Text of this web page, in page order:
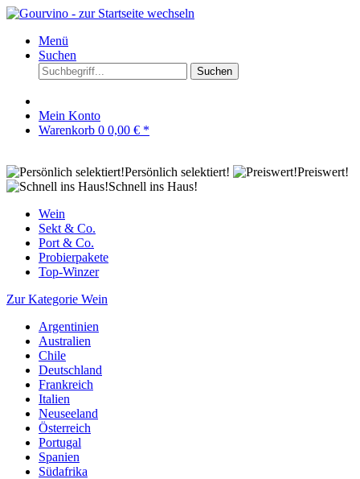
Menü
Suchen
Suchen
Mein Konto
Warenkorb 0 0,00 € *
Persönlich selektiert!
Preiswert!
Schnell ins Haus!
Wein
Sekt & Co.
Port & Co.
Probierpakete
Top-Winzer
Zur Kategorie Wein
Argentinien
Australien
Chile
Deutschland
Frankreich
Italien
Neuseeland
Österreich
Portugal
Spanien
Südafrika